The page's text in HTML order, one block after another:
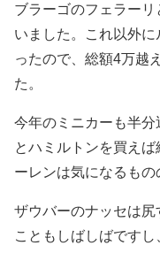
ブラーゴのフェラー
いました。これ以外
ったので、総額4万越
た。
今年のミニカーも半
とハミルトンを買え
ーレンは気になるもの
ザウバーのナッセは
こともしばしばです